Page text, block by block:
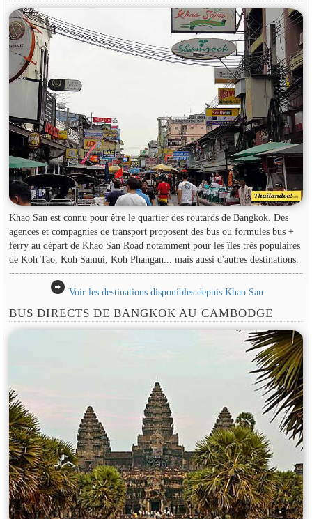
Khao San est connu pour être le quartier des routards de Bangkok. Des
agences et compagnies de transport proposent des bus ou formules bus +
ferry au départ de Khao San Road notamment pour les îles très populaires
de Koh Tao, Koh Samui, Koh Phangan... mais aussi d'autres destinations.
arrow_circle_right Voir les destinations disponibles depuis Khao San
BUS DIRECTS DE BANGKOK AU CAMBODGE